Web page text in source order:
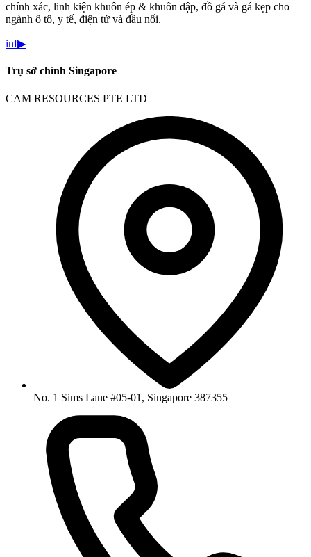
chính xác, linh kiện khuôn ép & khuôn dập, đồ gá và gá kẹp cho
ngành ô tô, y tế, điện tử và đầu nối.
inf▶
Trụ sở chính Singapore
CAM RESOURCES PTE LTD
No. 1 Sims Lane #05-01, Singapore 387355